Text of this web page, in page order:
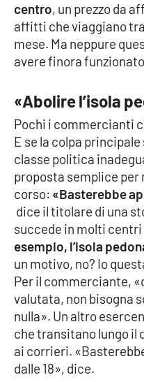
RUBRICHE
Good Morning
Parchi Marini Calabria
Leggendo Alvaro
Imprese Di Calabria
Le perfidie di
Venti di
STREAMING
LaC TV
LaC Network
centro, un prezzo da
affitti che viaggiano tra
mese. Ma neppure
avere finora
«Abolire l’isola
Pochi i commercianti
E se la colpa
classe politica
proposta semplice per
corso: «Basterebbe
dice il titolare di una
succede in molti
esempio, l’isola
un motivo, no? Io
Per il commerciante,
valutata, non bisogna
nulla». Un altro
che transitano lungo il
ai corrieri.
dalle 18», dice.